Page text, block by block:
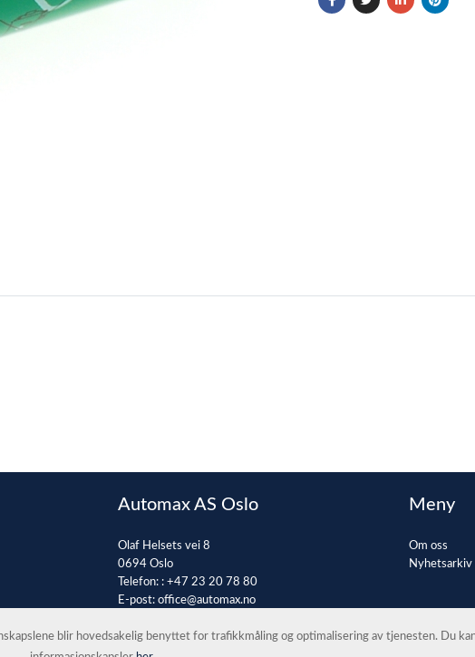
Automax AS Oslo
Olaf Helsets vei 8
0694 Oslo
Telefon: : +47 23 20 78 80
E-post: office@automax.no
Meny
Om oss
Nyhetsarkiv
blir hovedsakelig benyttet for trafikkmåling og optimalisering av tjenesten. Du